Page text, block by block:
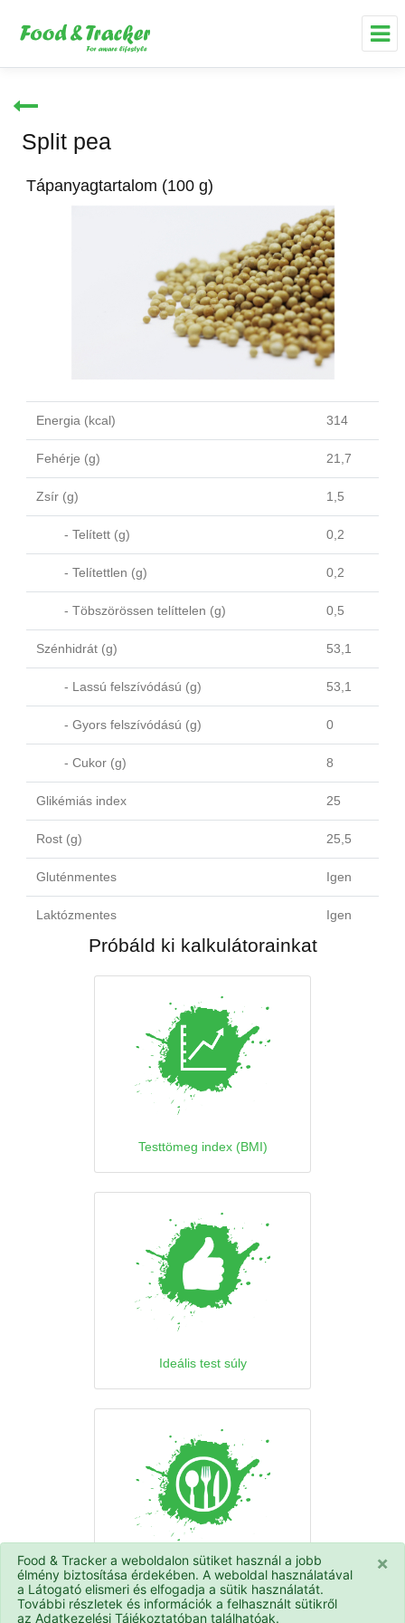
Split pea
Tápanyagtartalom (100 g)
Energia (kcal) 314
Fehérje (g) 21,7
Zsír (g) 1,5
- Telített (g) 0,2
- Telítettlen (g) 0,2
- Töbszörössen telíttelen (g) 0,5
Szénhidrát (g) 53,1
- Lassú felszívódású (g) 53,1
- Gyors felszívódású (g) 0
- Cukor (g) 8
Glikémiás index 25
Rost (g) 25,5
Gluténmentes Igen
Laktózmentes Igen
Próbáld ki kalkulátorainkat
Testtömeg index (BMI)
Ideális test súly
Napi kalória bevitel
×
Food & Tracker a weboldalon sütiket használ a jobb
élmény biztosítása érdekében. A weboldal használatával
a Látogató elismeri és elfogadja a sütik használatát.
További részletek és információk a felhasznált sütikről
az Adatkezelési Tájékoztatóban találhatóak.